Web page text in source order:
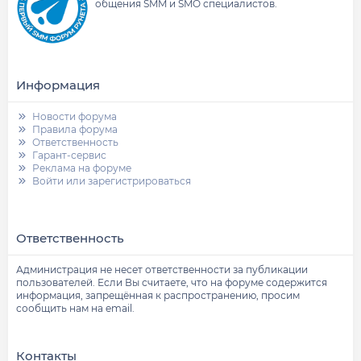
общения SMM и SMO специалистов.
Информация
Новости форума
Правила форума
Ответственность
Гарант-сервис
Реклама на форуме
Войти или зарегистрироваться
Ответственность
Администрация не несет ответственности за публикации
пользователей. Если Вы считаете, что на форуме содержится
информация, запрещённая к распространению, просим
сообщить нам на email.
Контакты